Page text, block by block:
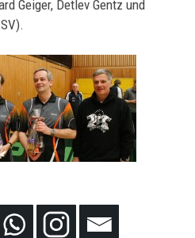
Geiger, Detlev Gentz und